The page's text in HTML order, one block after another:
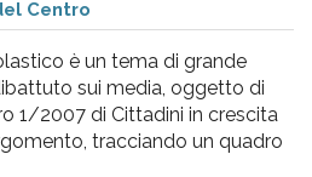
Centro
è un tema di grande
sui media, oggetto di
1/2007 di Cittadini in crescita
tracciando un quadro